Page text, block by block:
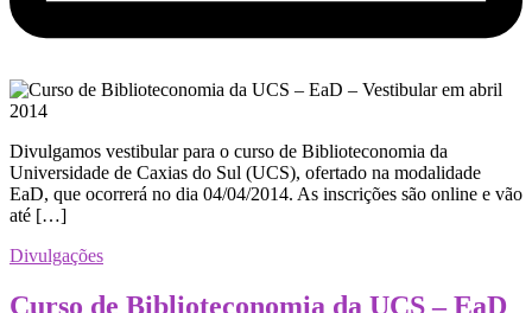
Divulgamos vestibular para o curso de Biblioteconomia da
Universidade de Caxias do Sul (UCS), ofertado na modalidade
EaD, que ocorrerá no dia 04/04/2014. As inscrições são online e vão
até […]
Divulgações
Curso de Biblioteconomia da UCS – EaD